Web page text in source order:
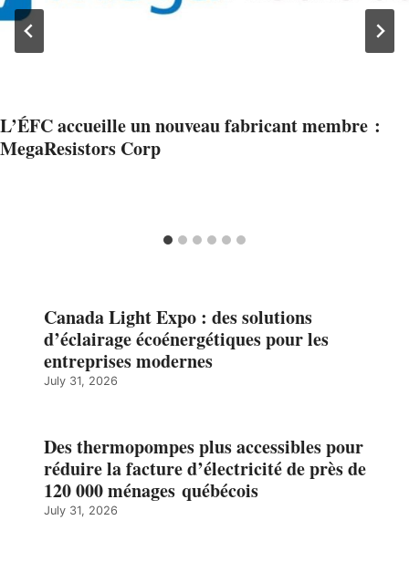
L’ÉFC accueille un nouveau fabricant membre :
MegaResistors Corp
Canada Light Expo : des solutions
d’éclairage écoénergétiques pour les
entreprises modernes
July 31, 2026
Des thermopompes plus accessibles pour
réduire la facture d’électricité de près de
120 000 ménages québécois
July 31, 2026